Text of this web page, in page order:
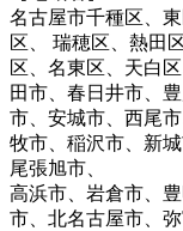
名古屋市千種区、
区、 瑞穂区、熱田
区、名東区、天白
田市、春日井市、
市、安城市、西尾
牧市、稲沢市、新
尾張旭市、
高浜市、岩倉市、
市、北名古屋市、